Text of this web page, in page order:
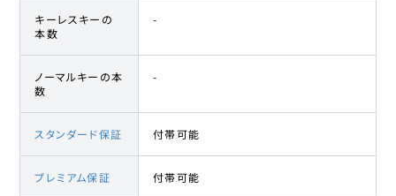
キーレスキーの
本数
-
ノーマルキーの本
数
-
スタンダード保証 付帯可能
プレミアム保証 付帯可能